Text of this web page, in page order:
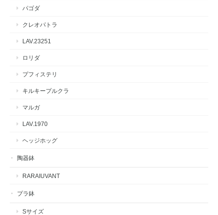
パゴダ
クレオパトラ
LAV.23251
ロリダ
プフィステリ
キルキープルクラ
マルガ
LAV.1970
ヘッジホッグ
陶器鉢
RARAIUVANT
プラ鉢
Sサイズ